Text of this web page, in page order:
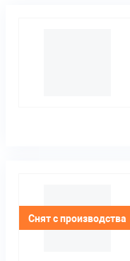
Снят с производства